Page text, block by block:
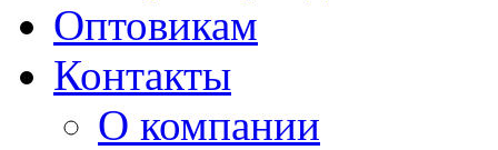
Оптовикам
Контакты
О компании